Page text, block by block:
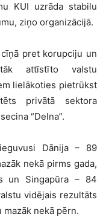
KUI uzrāda stabilu
ziņo organizācijā.
pret korupciju un
attīstīto valstu
lielākoties pietrūkst
privātā sektora
“Delna”.
Dānija – 89
nekā pirms gada,
un Singapūra – 84
vidējais rezultāts
nekā pērn.